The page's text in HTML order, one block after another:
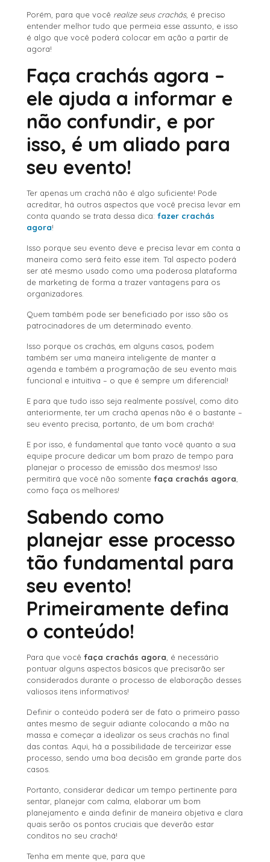
Porém, para que você realize seus crachás, é preciso
entender melhor tudo que permeia esse assunto, e isso
é algo que você poderá colocar em ação a partir de
agora!
Faça crachás agora –
ele ajuda a informar e
não confundir, e por
isso, é um aliado para
seu evento!
Ter apenas um crachá não é algo suficiente! Pode
acreditar, há outros aspectos que você precisa levar em
conta quando se trata dessa dica:fazer crachás
agora!
Isso porque seu evento deve e precisa levar em conta a
maneira como será feito esse item. Tal aspecto poderá
ser até mesmo usado como uma poderosa plataforma
de marketing de forma a trazer vantagens para os
organizadores.
Quem também pode ser beneficiado por isso são os
patrocinadores de um determinado evento.
Isso porque os crachás, em alguns casos, podem
também ser uma maneira inteligente de manter a
agenda e também a programação de seu evento mais
funcional e intuitiva – o que é sempre um diferencial!
E para que tudo isso seja realmente possível, como dito
anteriormente, ter um crachá apenas não é o bastante –
seu evento precisa, portanto, de um bom crachá!
E por isso, é fundamental que tanto você quanto a sua
equipe procure dedicar um bom prazo de tempo para
planejar o processo de emissão dos mesmos! Isso
permitirá que você não somentefaça crachás agora,
como faça os melhores!
Sabendo como
planejar esse processo
tão fundamental para
seu evento!
Primeiramente defina
o conteúdo!
Para que vocêfaça crachás agora, é necessário
pontuar alguns aspectos básicos que precisarão ser
considerados durante o processo de elaboração desses
valiosos itens informativos!
Definir o conteúdo poderá ser de fato o primeiro passo
antes mesmo de seguir adiante colocando a mão na
massa e começar a idealizar os seus crachás no final
das contas. Aqui, há a possibilidade de terceirizar esse
processo, sendo uma boa decisão em grande parte dos
casos.
Portanto, considerar dedicar um tempo pertinente para
sentar, planejar com calma, elaborar um bom
planejamento e ainda definir de maneira objetiva e clara
quais serão os pontos cruciais que deverão estar
conditos no seu crachá!
Tenha em mente que, para que